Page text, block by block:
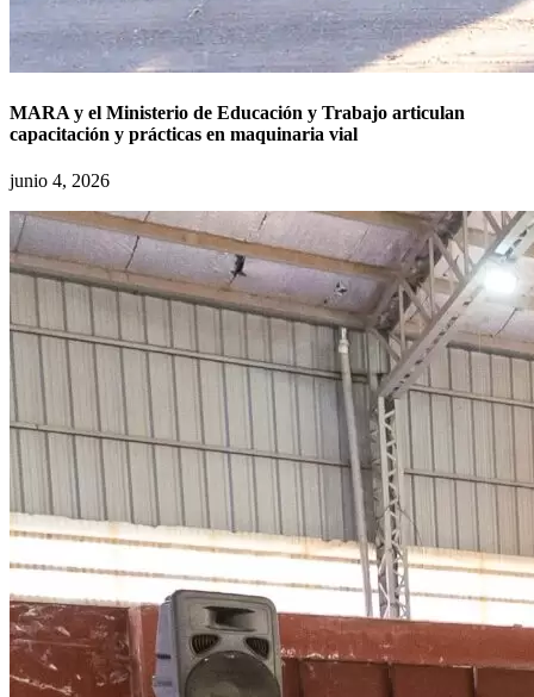
MARA y el Ministerio de Educación y Trabajo articulan
capacitación y prácticas en maquinaria vial
junio 4, 2026